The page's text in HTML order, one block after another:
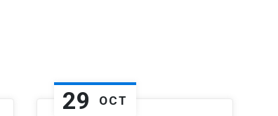
29 OCT